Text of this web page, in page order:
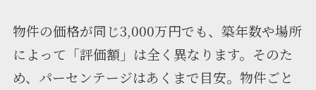
物件の価格が同じ3,000万円でも、築年数や場所
によって「評価額」は全く異なります。そのた
め、パーセンテージはあくまで目安。物件ごと